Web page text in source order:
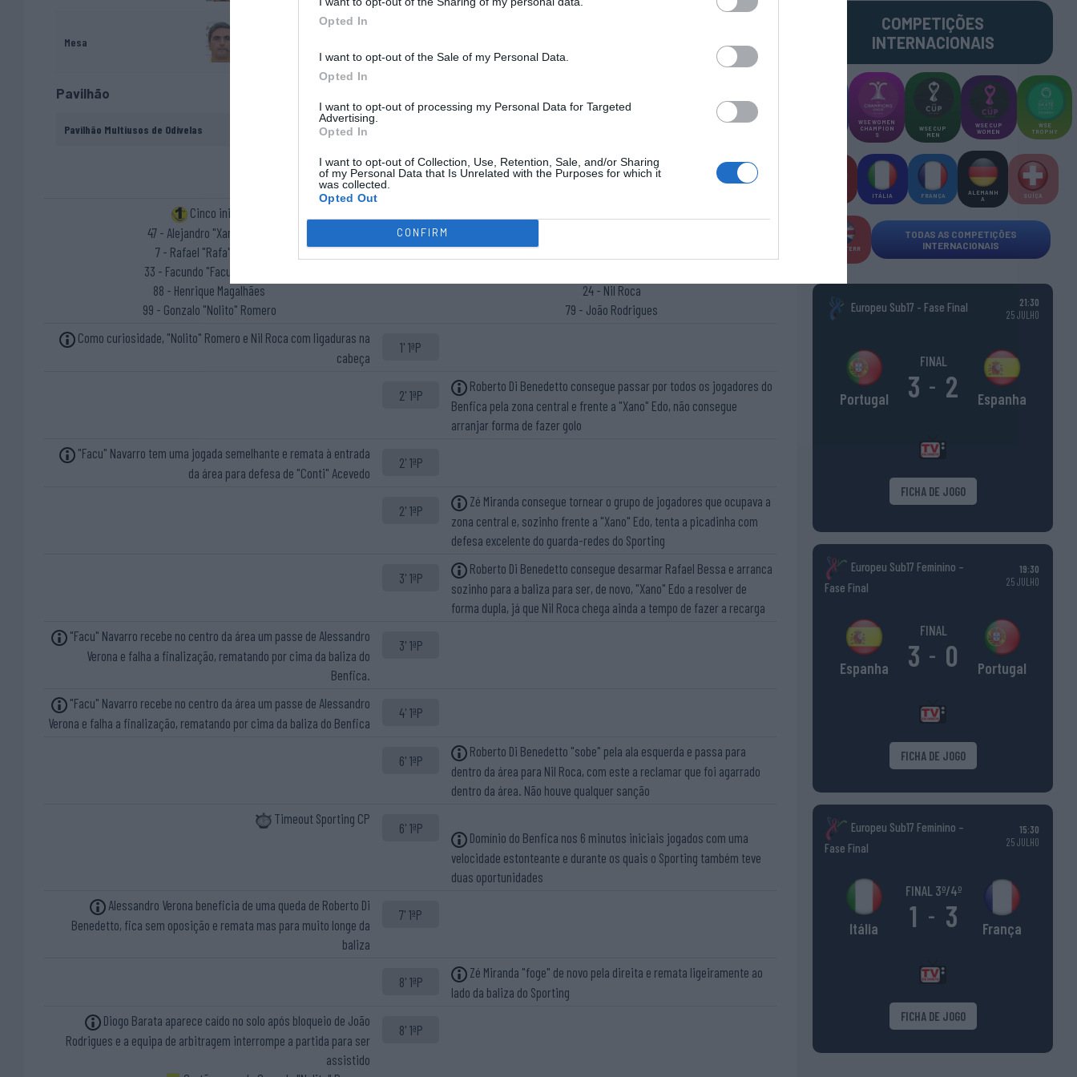
Opted In
I want to opt-out of the Sale of my Personal Data.
Opted In
I want to opt-out of processing my Personal Data for Targeted
Advertising.
Opted In
I want to opt-out of Collection, Use, Retention, Sale, and/or Sharing
of my Personal Data that Is Unrelated with the Purposes for which it
was collected.
Opted Out
CONFIRM
Mesa
Pavilhão
Pavilhão Multiusos de Odivelas
Cinco inicial
47 - Alejandro "Xano" Edo ®
7 - Rafael "Rafa" Bessa
33 - Facundo "Facu" Navarro
88 - Henrique Magalhães
99 - Gonzalo "Nolito" Romero
Início do
jogo.
24 - Nil Roca
79 - João Rodrigues
Como curiosidade, "Nolito" Romero e Nil Roca com ligaduras na
cabeça
1' 1ªP
2' 1ªP
Roberto Di Benedetto consegue passar por todos os jogadores do
Benfica pela zona central e frente a "Xano" Edo, não consegue
arranjar forma de fazer golo
"Facu" Navarro tem uma jogada semelhante e remata à entrada
da área para defesa de "Conti" Acevedo
2' 1ªP
2' 1ªP
Zé Miranda consegue tornear o grupo de jogadores que ocupava a
zona central e, sozinho frente a "Xano" Edo, tenta a picadinha com
defesa excelente do guarda-redes do Sporting
3' 1ªP
Roberto Di Benedetto consegue desarmar Rafael Bessa e arranca
sozinho para a baliza para ser, de novo, "Xano" Edo a resolver de
forma dupla, já que Nil Roca chega ainda a tempo de fazer a recarga
"Facu" Navarro recebe no centro da área um passe de Alessandro
Verona e falha a finalização, rematando por cima da baliza do
Benfica.
3' 1ªP
"Facu" Navarro recebe no centro da área um passe de Alessandro
Verona e falha a finalização, rematando por cima da baliza do Benfica
4' 1ªP
6' 1ªP
Roberto Di Benedetto "sobe" pela ala esquerda e passa para
dentro da área para Nil Roca, com este a reclamar que foi agarrado
dentro da área. Não houve qualquer sanção
Timeout Sporting CP
6' 1ªP
Domínio do Benfica nos 6 minutos iniciais jogados com uma
velocidade estonteante e durante os quais o Sporting também teve
duas oportunidades
Alessandro Verona beneficia de uma queda de Roberto Di
Benedetto, fica sem oposição e remata mas para muito longe da
baliza
7' 1ªP
8' 1ªP
Zé Miranda "foge" de novo pela direita e remata ligeiramente ao
lado da baliza do Sporting
Diogo Barata aparece caído no solo após bloqueio de João
Rodrigues e a equipa de arbitragem interrompe a partida para ser
assistido
8' 1ªP
COMPETIÇÕES
INTERNACIONAIS
WSE WOMEN
CHAMPION
S
WSE CUP
MEN
WSE CUP
WOMEN
WSE
TROPHY
ITÁLIA FRANÇA
ALEMANH
A
SUÍÇA
INGLATERR
TODAS AS COMPETIÇÕES
INTERNACIONAIS
Europeu Sub17 - Fase Final
21:30
25 JULHO
Portugal
FINAL
3 - 2 Espanha
FICHA DE JOGO
Europeu Sub17 Feminino –
Fase Final
19:30
25 JULHO
Espanha
FINAL
3 - 0 Portugal
FICHA DE JOGO
Europeu Sub17 Feminino –
Fase Final
15:30
25 JULHO
Itália
FINAL 3º/4º
1 - 3 França
FICHA DE JOGO